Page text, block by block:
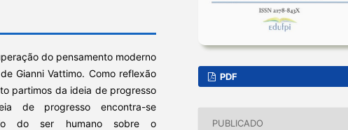
do pensamento moderno
Gianni Vattimo. Como reflexão
partimos da ideia de progresso
de progresso encontra-se
do ser humano sobre o
PDF
PUBLICADO